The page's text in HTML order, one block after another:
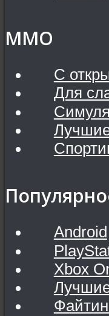
MMO
С
Для
Android
Xbox